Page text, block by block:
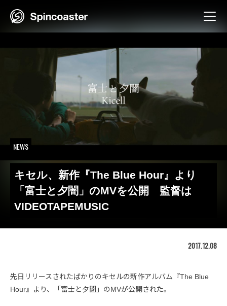
NEWS
キセル、新作『The Blue Hour』より
「富士と夕闇」のMVを公開 監督は
VIDEOTAPEMUSIC
2017.12.08
先日リリースされたばかりのキセルの新作アルバム『The Blue
Hour』より、「富士と夕闇」のMVが公開された。